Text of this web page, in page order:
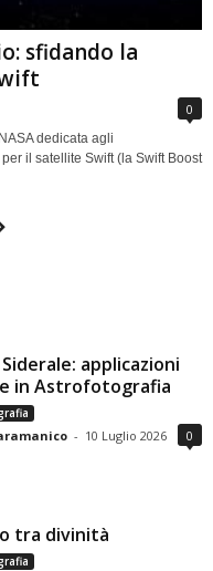
sfidando la
0
dedicata agli
il satellite Swift (la Swift Boost
applicazioni
in Astrofotografia
- 10 Luglio 2026 0
tra divinità